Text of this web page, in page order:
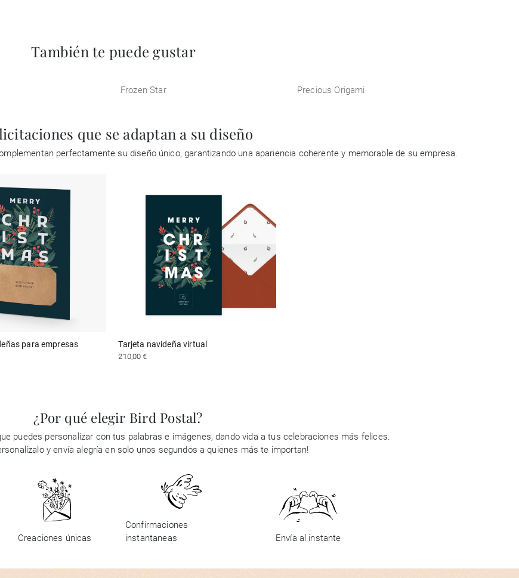
También te puede gustar
Frozen Star Precious Origami
que se adaptan a su diseño
perfectamente su diseño único, garantizando una apariencia coherente y memorable de su empresa.
para empresas Tarjeta navideña virtual
210,00 €
¿Por qué elegir Bird Postal?
puedes personalizar con tus palabras e imágenes, dando vida a tus celebraciones más felices.
y envía alegría en solo unos segundos a quienes más te importan!
Creaciones únicas
Confirmaciones
instantaneas
Envía al instante